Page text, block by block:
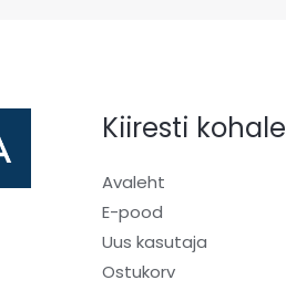
Kiiresti kohale
Avaleht
E-pood
Uus kasutaja
Ostukorv